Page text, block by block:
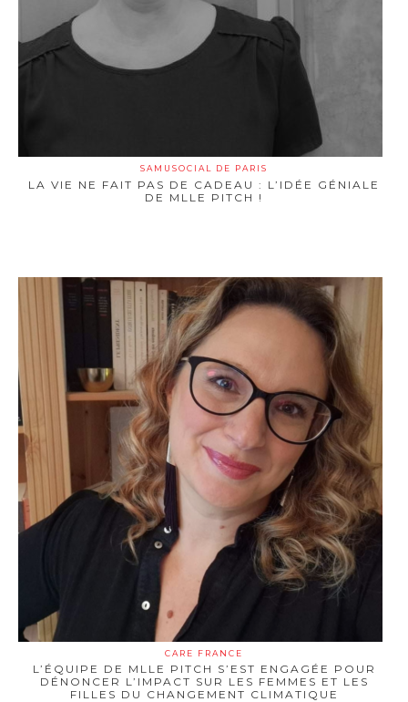
SAMUSOCIAL DE PARIS
LA VIE NE FAIT PAS DE CADEAU : L’IDÉE GÉNIALE
DE MLLE PITCH !
CARE FRANCE
L’ÉQUIPE DE MLLE PITCH S’EST ENGAGÉE POUR
DÉNONCER L’IMPACT SUR LES FEMMES ET LES
FILLES DU CHANGEMENT CLIMATIQUE